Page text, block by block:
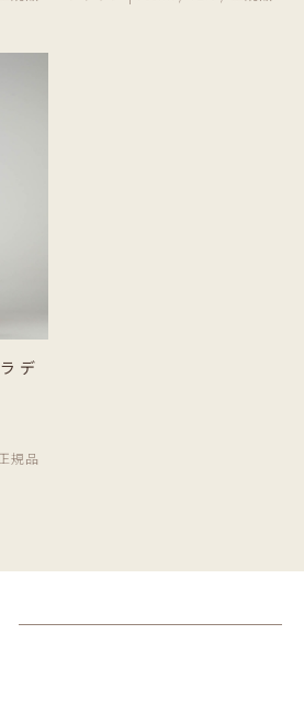
デ
規品